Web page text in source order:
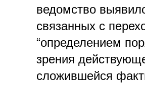
ведомство
связанных с
“определением
зрения
сложившейся